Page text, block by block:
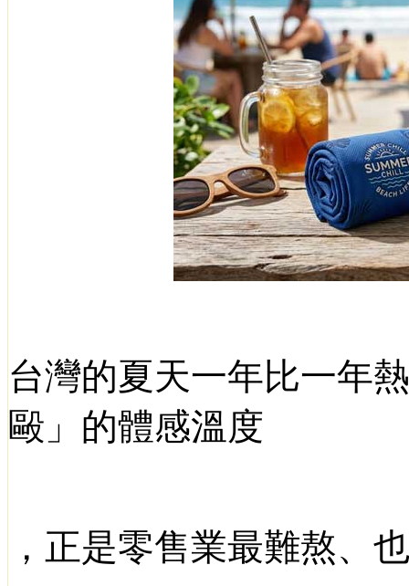
台灣的夏天一年比一年
毆」的體感溫度
，正是零售業最難熬、